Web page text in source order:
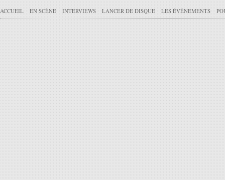
ACCUEIL EN SCÈNE INTERVIEWS LANCER DE DISQUE LES ÉVÉNEMENTS